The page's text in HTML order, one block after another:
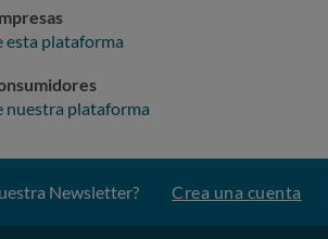
esta plataforma
nuestra plataforma
Newsletter? Crea una cuenta